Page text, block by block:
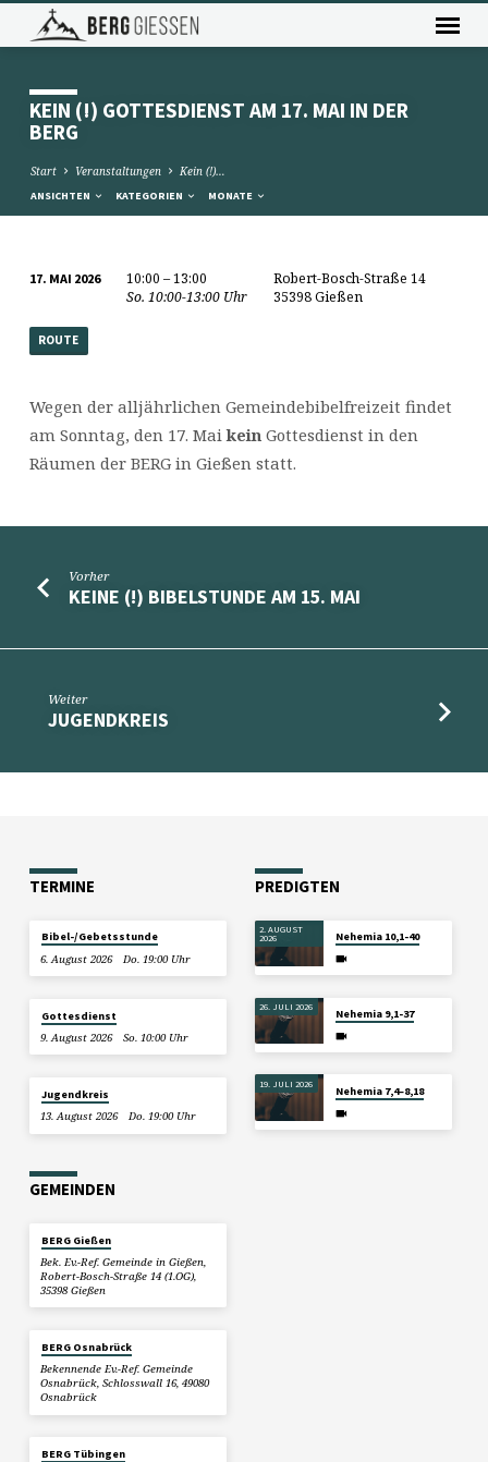
KEIN (!) GOTTESDIENST AM 17. MAI IN DER
BERG
Start Veranstaltungen Kein (!)…
ANSICHTEN KATEGORIEN MONATE
(!)
GOTTESDIENST
17.
MAI
IN
17. MAI 2026
10:00 – 13:00
So. 10:00-13:00 Uhr
Robert-Bosch-Straße 14
35398 Gießen
ROUTE
Wegen der alljährlichen Gemeindebibelfreizeit findet
am Sonntag, den 17. MaikeinGottesdienst in den
Räumen der BERG in Gießen statt.
Vorher
KEINE (!) BIBELSTUNDE AM 15. MAI
Weiter
JUGENDKREIS
TERMINE
Bibel-/Gebetsstunde
6. August 2026
Do. 19:00 Uhr
Gottesdienst
9. August 2026
So. 10:00 Uhr
Jugendkreis
13. August 2026
Do. 19:00 Uhr
PREDIGTEN
2. AUGUST
2026 Nehemia 10,1-40
26. JULI 2026
Nehemia 9,1-37
19. JULI 2026
Nehemia 7,4–8,18
GEMEINDEN
BERG Gießen
Bek. Ev.-Ref. Gemeinde in Gießen,
Robert-Bosch-Straße 14 (1.OG),
35398 Gießen
BERG Osnabrück
Bekennende Ev.-Ref. Gemeinde
Osnabrück, Schlosswall 16, 49080
Osnabrück
BERG Tübingen